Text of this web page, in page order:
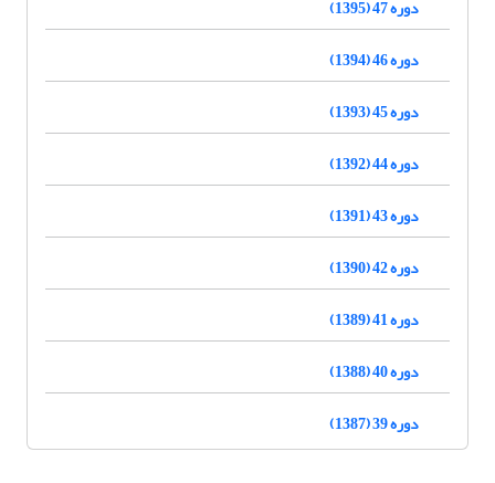
دوره 47 (1395)
دوره 46 (1394)
دوره 45 (1393)
دوره 44 (1392)
دوره 43 (1391)
دوره 42 (1390)
دوره 41 (1389)
دوره 40 (1388)
دوره 39 (1387)